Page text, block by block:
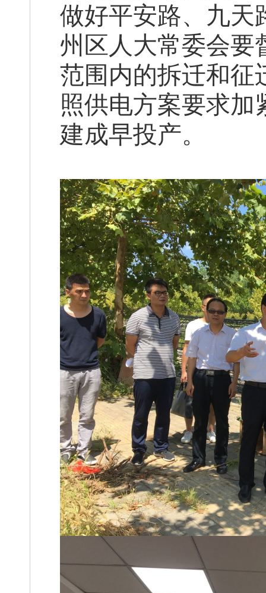
做好平安路、九天
州区人大常委会要
范围内的拆迁和征
照供电方案要求加
建成早投产。